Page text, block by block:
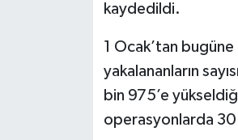
kaydedildi.
1 Ocak’tan bugüne
yakalananların
bin 975’e
operasyonlarda 30